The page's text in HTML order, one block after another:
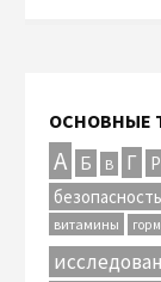
ОСНОВНЫЕ
А Б В Г
безопасность
витамины